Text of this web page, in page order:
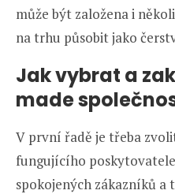
může být založena i
na trhu působit jako
Jak vybrat a
made
V první řadě je třeba
fungujícího
spokojených zákazníků